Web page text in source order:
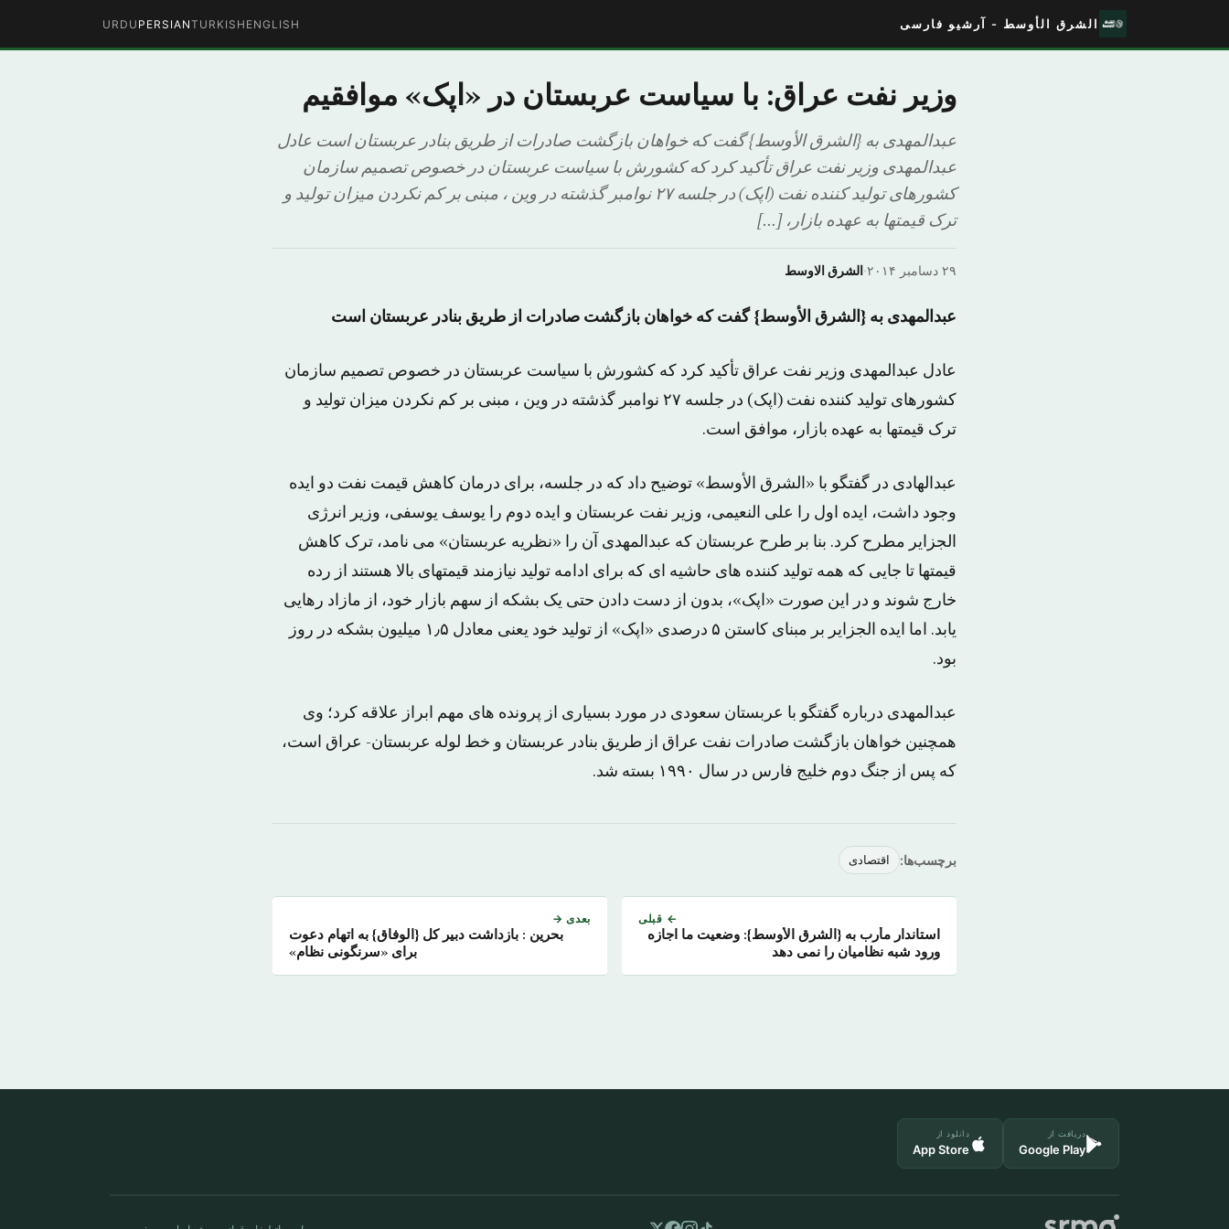
الشرق الأوسط - آرشیو فارسی ENGLISH
TURKISH
PERSIAN
URDU
وزیر نفت عراق: با سیاست عربستان در «اپک» موافقیم
عبدالمهدی به {الشرق الأوسط} گفت که خواهان بازگشت صادرات از طریق بنادر عربستان است عادل
عبدالمهدی وزیر نفت عراق تأکید کرد که کشورش با سیاست عربستان در خصوص تصمیم سازمان
کشورهای تولید کننده نفت (اپک) در جلسه ۲۷ نوامبر گذشته در وین ، مبنی بر کم نکردن میزان تولید و
ترک قیمتها به عهده بازار، […]
الشرق الاوسط· ۲۹ دسامبر ۲۰۱۴
عبدالمهدی به {الشرق الأوسط} گفت که خواهان بازگشت صادرات از طریق بنادر عربستان است
عادل عبدالمهدی وزیر نفت عراق تأکید کرد که کشورش با سیاست عربستان در خصوص تصمیم سازمان
کشورهای تولید کننده نفت (اپک) در جلسه ۲۷ نوامبر گذشته در وین ، مبنی بر کم نکردن میزان تولید و
ترک قیمتها به عهده بازار، موافق است.
عبدالهادی در گفتگو با «الشرق الأوسط» توضیح داد که در جلسه، برای درمان کاهش قیمت نفت دو ایده
وجود داشت، ایده اول را علی النعیمی، وزیر نفت عربستان و ایده دوم را یوسف یوسفی، وزیر انرژی
الجزایر مطرح کرد. بنا بر طرح عربستان که عبدالمهدی آن را «نظریه عربستان» می نامد، ترک کاهش
قیمتها تا جایی که همه تولید کننده های حاشیه ای که برای ادامه تولید نیازمند قیمتهای بالا هستند از رده
خارج شوند و در این صورت «اپک»، بدون از دست دادن حتی یک بشکه از سهم بازار خود، از مازاد رهایی
یابد. اما ایده الجزایر بر مبنای کاستن ۵ درصدی «اپک» از تولید خود یعنی معادل ۱٫۵ میلیون بشکه در روز
بود.
عبدالمهدی درباره گفتگو با عربستان سعودی در مورد بسیاری از پرونده های مهم ابراز علاقه کرد؛ وی
همچنین خواهان بازگشت صادرات نفت عراق از طریق بنادر عربستان و خط لوله عربستان- عراق است،
که پس از جنگ دوم خلیج فارس در سال ۱۹۹۰ بسته شد.
برچسب‌ها: اقتصادی
← قبلی
استاندار مأرب به {الشرق الأوسط}: وضعیت ما اجازه
ورود شبه نظامیان را نمی دهد
بعدی →
بحرین : بازداشت دبیر کل {الوفاق} به اتهام دعوت
برای «سرنگونی نظام»
دریافت از
Google Play
دانلود از
App Store